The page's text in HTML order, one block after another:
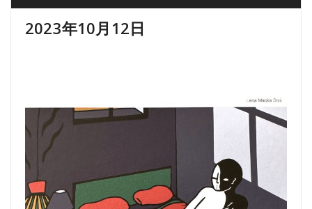
2023年10月12日